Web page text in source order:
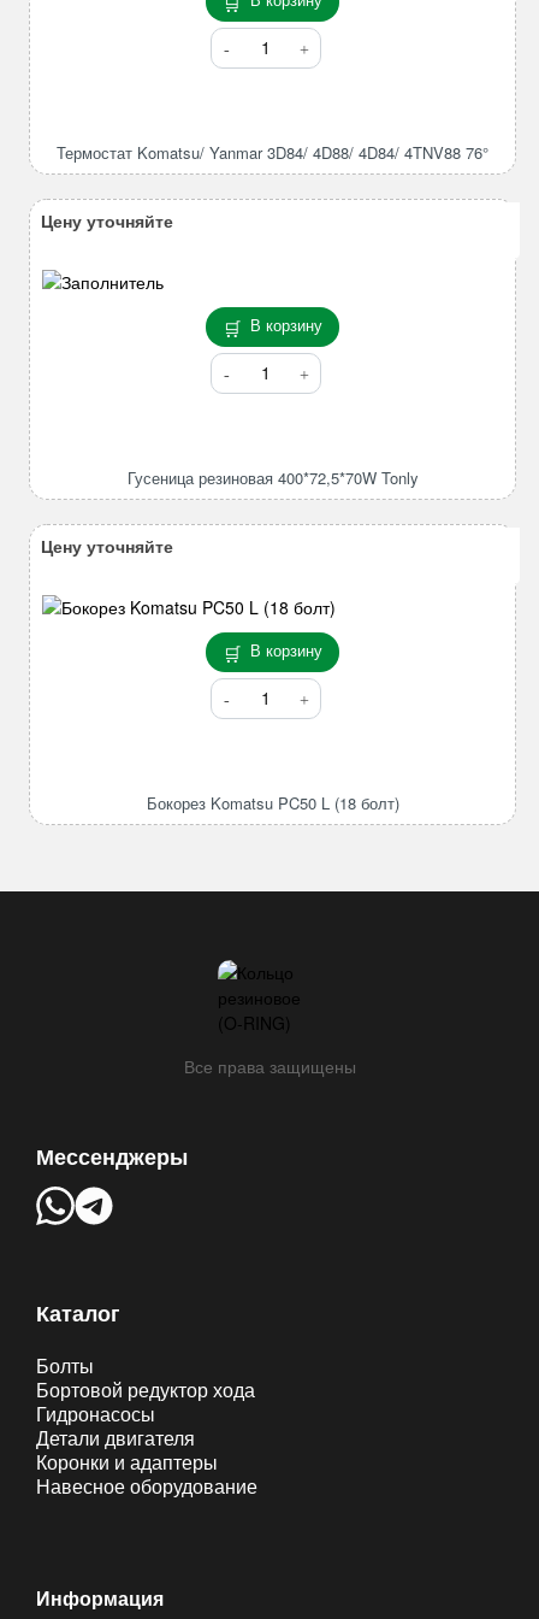
Количество
товара
3D84/
Термостат Komatsu/ Yanmar 3D84/ 4D88/ 4D84/ 4TNV88 76°
В корзину
Количество
товара
Tonly
Гусеница резиновая 400*72,5*70W Tonly
Цену уточняйте
В корзину
Количество
товара
L
Бокорез Komatsu PC50 L (18 болт)
Цену уточняйте
Все права защищены
Мессенджеры
Каталог
Болты
Бортовой редуктор хода
Гидронасосы
Детали двигателя
Коронки и адаптеры
Навесное оборудование
Информация